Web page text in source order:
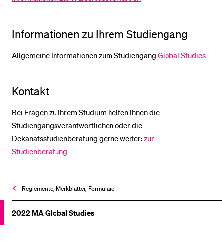
Reglemente, Merkblätter, Formulare
2022 MA Global Studies
Informationen zu Ihrem Studiengang
Allgemeine Informationen zum Studiengang Global Studies
Kontakt
Bei Fragen zu Ihrem Studium helfen Ihnen die
Studiengangsverantwortlichen oder die
Dekanatsstudienberatung gerne weiter:zur
Studienberatung